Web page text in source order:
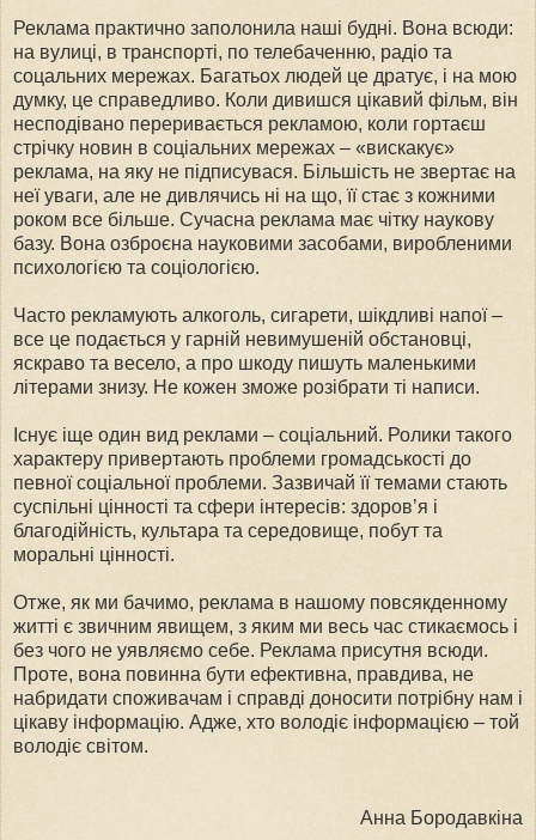
Реклама практично заполонила наші будні. Вона всюди:
на вулиці, в транспорті, по телебаченню, радіо та
соцальних мережах. Багатьох людей це дратує, і на мою
думку, це справедливо. Коли дивишся цікавий фільм, він
несподівано переривається рекламою, коли гортаєш
стрічку новин в соціальних мережах – «вискакує»
реклама, на яку не підписувася. Більшість не звертає на
неї уваги, але не дивлячись ні на що, її стає з кожними
роком все більше. Сучасна реклама має чітку наукову
базу. Вона озброєна науко­вими засобами, виробленими
психологією та соціологією.
Часто рекламують алкоголь, сигарети, шікдливі напої –
все це подається у гарній невимушеній обстановці,
яскраво та весело, а про шкоду пишуть маленькими
літерами знизу. Не кожен зможе розібрати ті написи.
Існує іще один вид реклами – соціальний. Ролики такого
характеру привертають проблеми громадськості до
певної соціальної проблеми. Зазвичай її темами стають
суспільні цінності та сфери інтересів: здоров’я і
благодійність, культара та середовище, побут та
моральні цінності.
Отже, як ми бачимо, реклама в нашому повсякденному
житті є звичним явищем, з яким ми весь час стикаємось і
без чого не уявляємо себе. Реклама присутня всюди.
Проте, вона повинна бути ефективна, правдива, не
набридати споживачам і справді доносити потрібну нам і
цікаву інформацію. Адже, хто володіє інформацією – той
володіє світом.
Анна Бородавкіна